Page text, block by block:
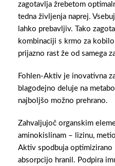
zagotavlja žrebetom
tedna življenja naprej.
lahko prebavljiv. Tako
kombinaciji s krmo za
prijazno rast že od samega
Fohlen-Aktiv je inovativna
blagodejno deluje na
najboljšo možno prehrano.
Zahvaljujoč organskim
aminokislinam – lizinu,
Aktiv spodbuja optimizirano
absorpcijo hranil. Podpira